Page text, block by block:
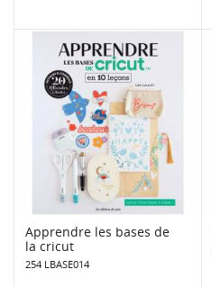
Apprendre les bases de
la cricut
254 LBASE014